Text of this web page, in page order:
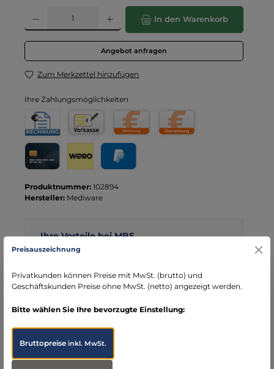
Produkt Anzahl: Gib den gewünschten Wert ein oder benutze die
In den Warenkorb
Angebot anfragen
Zum Merkzettel hinzufügen
Ihre Zahlungsmöglichkeiten
Rechnung
Rechnung für Behörden
Vorkasse
Produktnummer: 102894
Hersteller: Mediware
Ihre Vorteile bei MBS
Kostenloser Versand ab € 119,- Bestellwert (nur
schneller Versand mit DHL
seit über 15 Jahren kompetenter Partner im
Preisauszeichnung
Privatkunden können Preise mit MwSt. (brutto) und
Geschäftskunden Preise ohne MwSt. (netto) angezeigt werden.
Bitte wählen Sie Ihre bevorzugte Einstellung:
Bruttopreiseinkl. MwSt.